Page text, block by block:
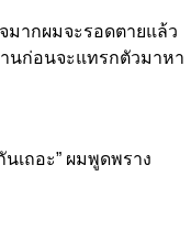
ากผมจะรอดตายแล้ว
นก่อนจะแทรกตัวมาหา
ถอะ” ผมพูดพราง